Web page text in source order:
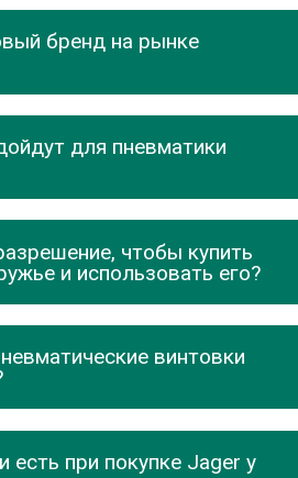
бренд на рынке
для пневматики
чтобы купить
и использовать его?
винтовки
есть при покупке Jager у